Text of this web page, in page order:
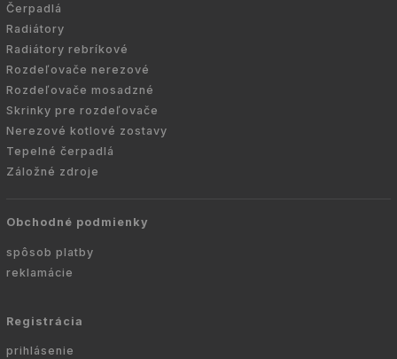
Čerpadlá
Radiátory
Radiátory rebríkové
Rozdeľovače nerezové
Rozdeľovače mosadzné
Skrinky pre rozdeľovače
Nerezové kotlové zostavy
Tepelné čerpadlá
Záložné zdroje
Obchodné podmienky
spôsob platby
reklamácie
Registrácia
prihlásenie